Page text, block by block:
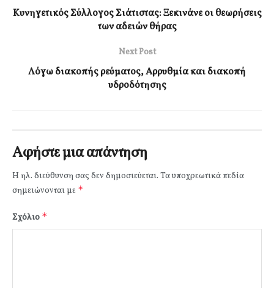
Κυνηγετικός Σύλλογος Σιάτιστας: Ξεκινάνε οι θεωρήσεις
των αδειών θήρας
Next Post
Λόγω διακοπής ρεύματος, Αρρυθμία και διακοπή
υδροδότησης
Αφήστε μια απάντηση
Η ηλ. διεύθυνση σας δεν δημοσιεύεται. Τα υποχρεωτικά πεδία
σημειώνονται με *
Σχόλιο *